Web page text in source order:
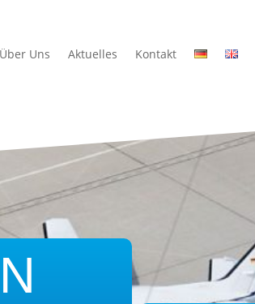
Über Uns Aktuelles Kontakt